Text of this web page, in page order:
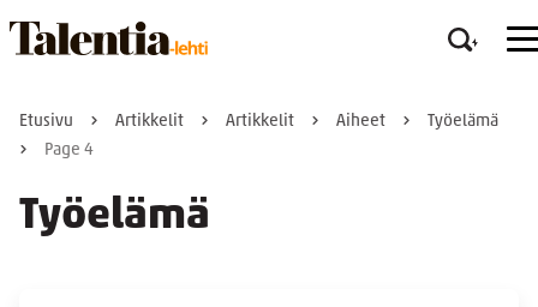
Etusivu Artikkelit Artikkelit Aiheet
Työelämä
Page 4
Työelämä